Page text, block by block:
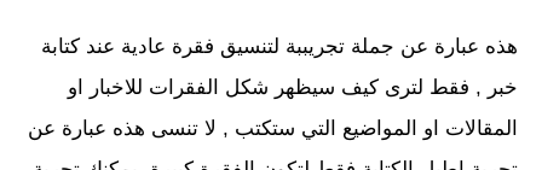
هذه عبارة عن جملة تجريببة لتنسيق فقرة عادية عند كتابة
خبر , فقط لترى كيف سيظهر شكل الفقرات للاخبار او
المقالات او المواضيع التي ستكتب , لا تنسى هذه عبارة عن